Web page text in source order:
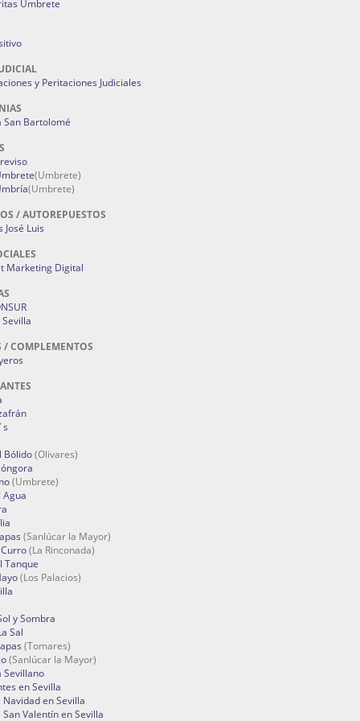
Umbrete
y Peritaciones Judiciales
San Bartolomé
(Umbrete)
(Umbrete)
/ AUTOREPUESTOS
José Luis
Marketing Digital
/ COMPLEMENTOS
Bólido(Olivares)
(Umbrete)
(Sanlúcar la Mayor)
(La Rinconada)
Tanque
(Los Palacios)
y Sombra
Sal
(Tomares)
(Sanlúcar la Mayor)
Sevillano
en Sevilla
Navidad en Sevilla
Valentín en Sevilla